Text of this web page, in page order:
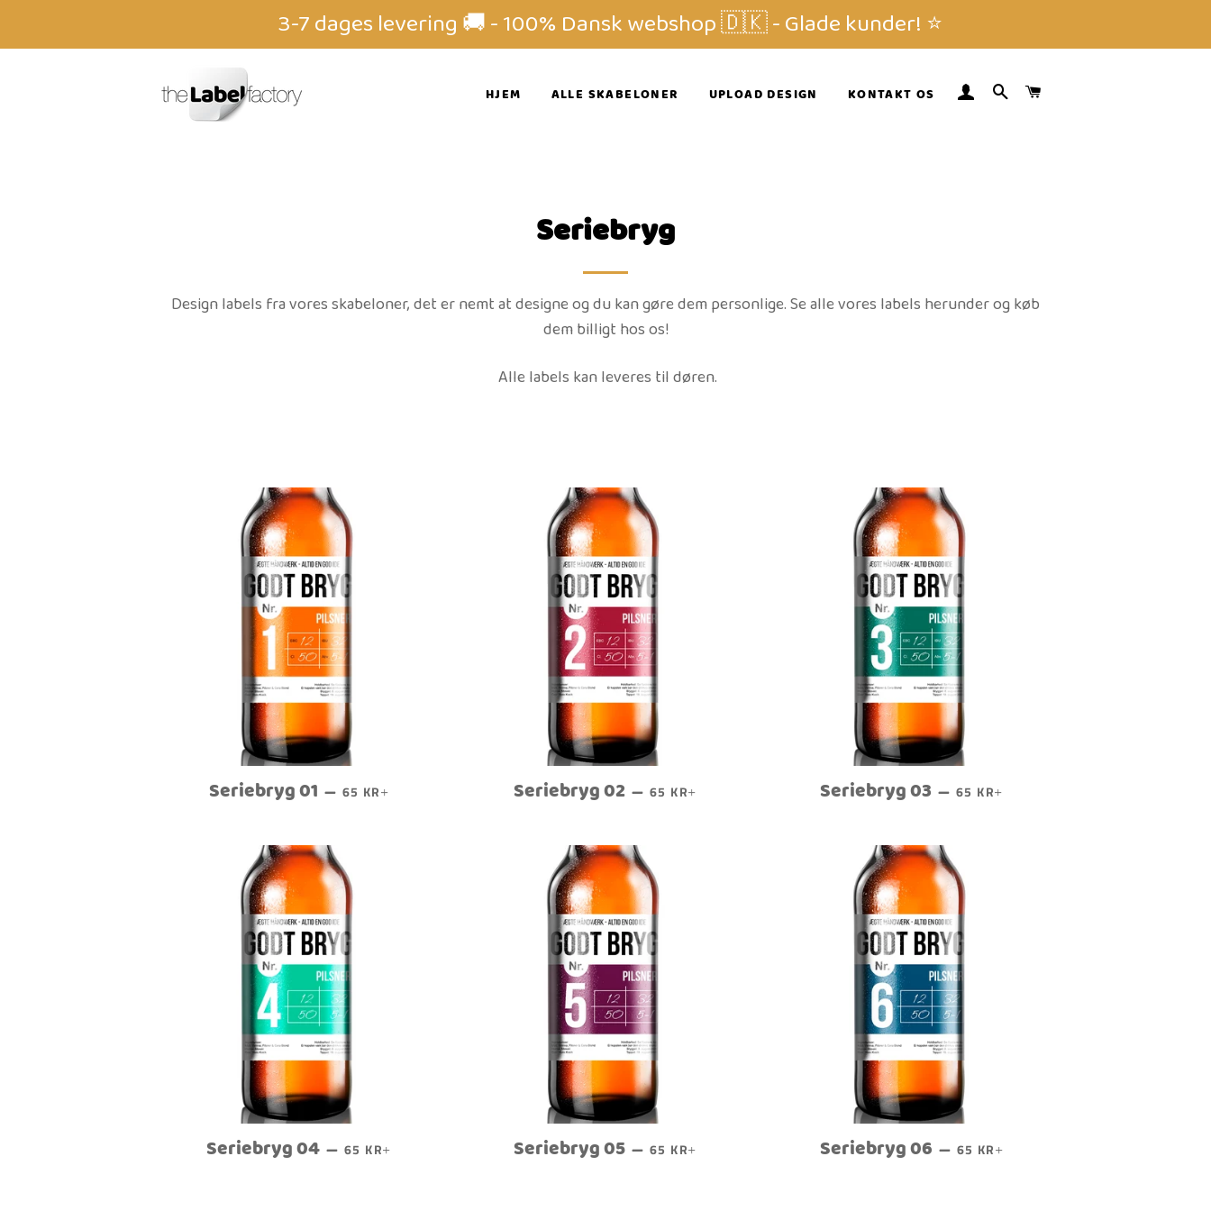
3-7 dages levering 🚚 - 100% Dansk webshop 🇩🇰 - Glade kunder! ⭐️
HJEM ALLE SKABELONER UPLOAD DESIGN KONTAKT OS LOG IND
SØG
Seriebryg
Design labels fra vores skabeloner, det er nemt at designe og du kan gøre dem personlige. Se alle vores labels herunder og køb
dem billigt hos os!
Alle labels kan leveres til døren.
Seriebryg 01 — NORMALPRIS
65 KR Seriebryg 02 — NORMALPRIS
65 KR Seriebryg 03 — NORMALPRIS
65 KR
Seriebryg 04 — NORMALPRIS
65 KR Seriebryg 05 — NORMALPRIS
65 KR Seriebryg 06 — NORMALPRIS
65 KR